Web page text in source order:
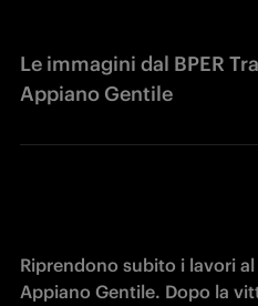
Le immagini dal BPER
Appiano Gentile
Riprendono subito i lavori al
Appiano Gentile. Dopo la